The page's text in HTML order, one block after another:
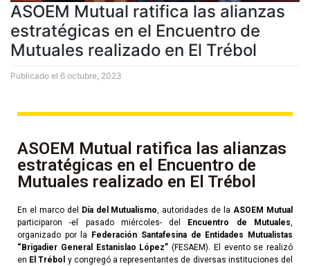
ASOEM Mutual ratifica las alianzas
estratégicas en el Encuentro de
Mutuales realizado en El Trébol
Publicado el 6 octubre, 2023
ASOEM Mutual ratifica las alianzas
estratégicas en el Encuentro de
Mutuales realizado en El Trébol
En el marco del Día del Mutualismo, autoridades de laASOEM Mutual
participaron -el pasado miércoles- del
Encuentro de Mutuales,
organizado por la
Federación Santafesina de Entidades Mutualistas
“Brigadier General Estanislao López” (FESAEM). El evento se realizó
en El Trébol y congregó a representantes de diversas instituciones del